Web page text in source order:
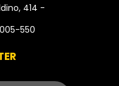
414 -
550